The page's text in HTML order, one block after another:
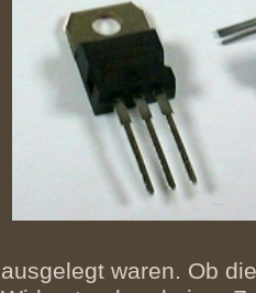
ausgelegt waren. Ob